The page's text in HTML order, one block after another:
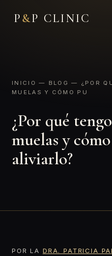
P &P CLINIC
INICIO — BLOG — ¿POR
MUELAS Y CÓMO PU
¿Por qué
muelas y
aliviarlo?
POR LA DRA. PATRICIA